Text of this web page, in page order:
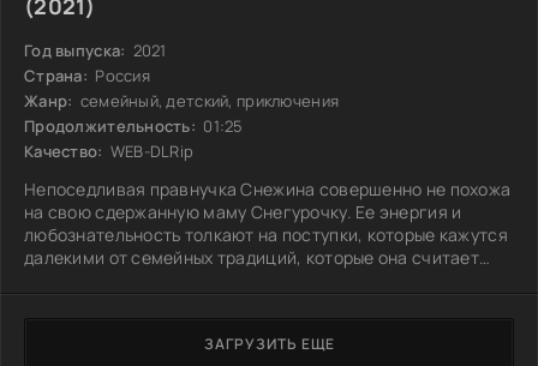
(2021)
Год выпуска: 2021
Страна: Россия
Жанр: семейный, детский, приключения
Продолжительность: 01:25
Качество: WEB-DLRip
Непоседливая правнучка Снежина совершенно не похожа
на свою сдержанную маму Снегурочку. Ее энергия и
любознательность толкают на поступки, которые кажутся
далекими от семейных традиций, которые она считает
фиксирующей данные о будущем тех, кто получит
магические подарки. Теперь судьбы множества людей
ЗАГРУЗИТЬ ЕЩЕ